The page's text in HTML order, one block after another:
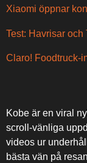
Xiaomi öppnar
Test: Havrisar och
Claro! Foodtruck-
Kobe är en viral
scroll-vänliga
videos ur
bästa vän på